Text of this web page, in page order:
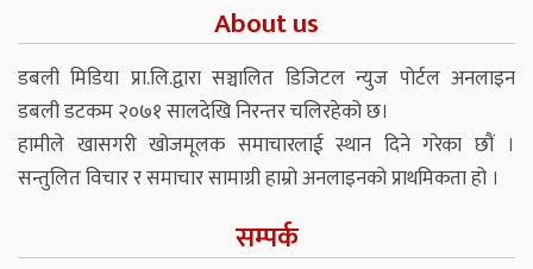
About us
डबली मिडिया प्रा.लि.द्वारा सञ्चालित डिजिटल न्युज पोर्टल अनलाइन
डबली डटकम २०७१ सालदेखि निरन्तर चलिरहेको छ।
हामीले खासगरी खोजमूलक समाचारलाई स्थान दिने गरेका छौं ।
सन्तुलित विचार र समाचार सामाग्री हाम्रो अनलाइनको प्राथमिकता हो ।
सम्पर्क